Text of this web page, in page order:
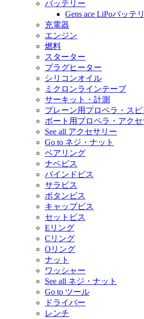
バッテリー
Gens ace LiPoバッテ
充電器
エンジン
燃料
スターター
プラグヒーター
シリコンオイル
ミクロンラインテープ
サーキット・計測
プレーン用プロペラ・スピ
ボート用プロペラ・アクセ
See all アクセサリー
Go to ネジ・ナット
ベアリング
ナベビス
バインドビス
サラビス
ボタンビス
キャップビス
セットビス
Eリング
Cリング
Oリング
ナット
ワッシャー
See all ネジ・ナット
Go to ツール
ドライバー
レンチ